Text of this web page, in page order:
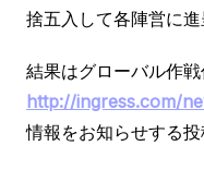
捨五入して各陣営に進
結果はグローバル作戦
http://ingress.com/
情報をお知らせする投